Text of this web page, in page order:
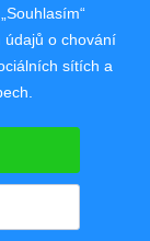
s.r.o.
údajů o chování
sítích a